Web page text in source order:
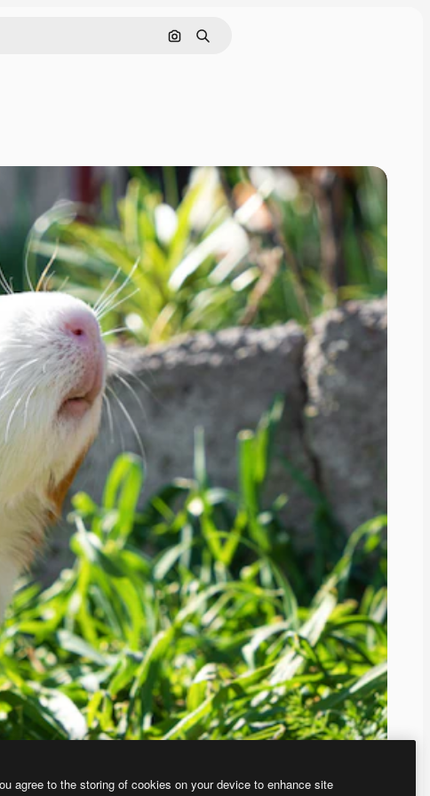
Поиск по изображению
Поиск
agree to the storing of cookies on your device to enhance site